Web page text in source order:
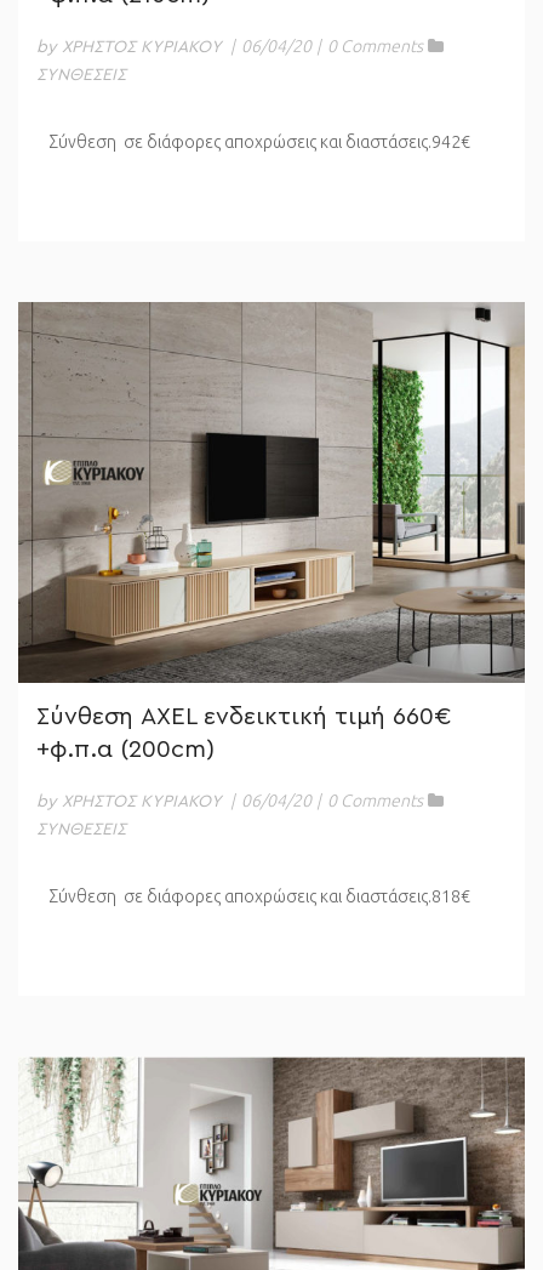
by ΧΡΗΣΤΟΣ ΚΥΡΙΑΚΟΥ | 06/04/20 | 0 Comments
ΣΥΝΘΕΣΕΙΣ
Σύνθεση σε διάφορες αποχρώσεις και διαστάσεις.942€
Σύνθεση AXEL ενδεικτική τιμή 660€
+φ.π.α (200cm)
by ΧΡΗΣΤΟΣ ΚΥΡΙΑΚΟΥ | 06/04/20 | 0 Comments
ΣΥΝΘΕΣΕΙΣ
Σύνθεση σε διάφορες αποχρώσεις και διαστάσεις.818€